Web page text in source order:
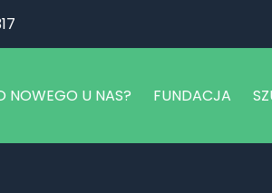
NOWEGO U NAS? FUNDACJA
O NAS